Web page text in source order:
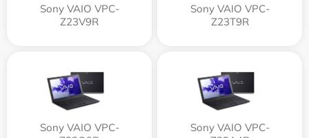
Sony VAIO VPC-
Z23V9R
Sony VAIO VPC-
Z23T9R
Sony VAIO VPC-
Sony VAIO VPC-